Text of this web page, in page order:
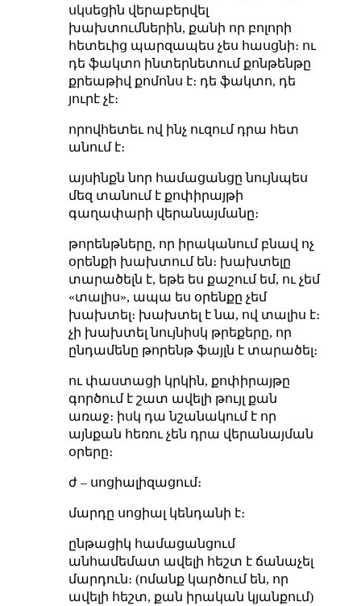
սկսեցին վերաբերվել
խախտումներին, քանի որ բոլորի
հետեւից պարզապես չես հասցնի։ ու
դե ֆակտո ինտերնետում քոնթենթը
քրեաթիվ քոմոնս է։ դե ֆակտո, դե
յուրէ չէ։
որովհետեւ ով ինչ ուզում դրա հետ
անում է։
այսինքն նոր համացանցը նույնպես
մեզ տանում է քոփիրայթի
գաղափարի վերանայմանը։
թորենթները, որ իրականում բնավ ոչ
օրենքի խախտում են։ խախտելը
տարածելն է, եթե ես քաշում եմ, ու չեմ
«տալիս», ապա ես օրենքը չեմ
խախտել։ խախտել է նա, ով տալիս է։
չի խախտել նույնիսկ թրեքերը, որ
ընդամենը թորենթ ֆայլն է տարածել։
ու փաստացի կրկին, քոփիրայթը
գործում է շատ ավելի թույլ քան
առաջ։ իսկ դա նշանակում է որ
այնքան հեռու չեն դրա վերանայման
օրերը։
ժ – սոցիալիզացում։
մարդը սոցիալ կենդանի է։
ընթացիկ համացանցում
անհամեմատ ավելի հեշտ է ճանաչել
մարդուն։ (ոմանք կարծում են, որ
ավելի հեշտ, քան իրական կյանքում)